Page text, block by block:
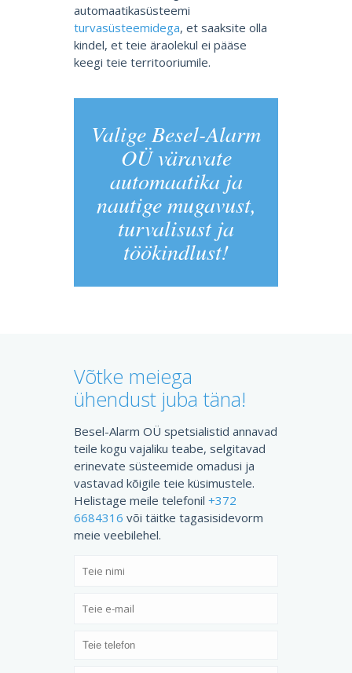
automaatikasüsteemi
turvasüsteemidega, et saaksite olla
kindel, et teie äraolekul ei pääse
keegi teie territooriumile.
Valige Besel-Alarm
OÜ väravate
automaatika ja
nautige mugavust,
turvalisust ja
töökindlust!
Võtke meiega
ühendust juba täna!
Besel-Alarm OÜ spetsialistid annavad
teile kogu vajaliku teabe, selgitavad
erinevate süsteemide omadusi ja
vastavad kõigile teie küsimustele.
Helistage meile telefonil +372
6684316 või täitke tagasisidevorm
meie veebilehel.